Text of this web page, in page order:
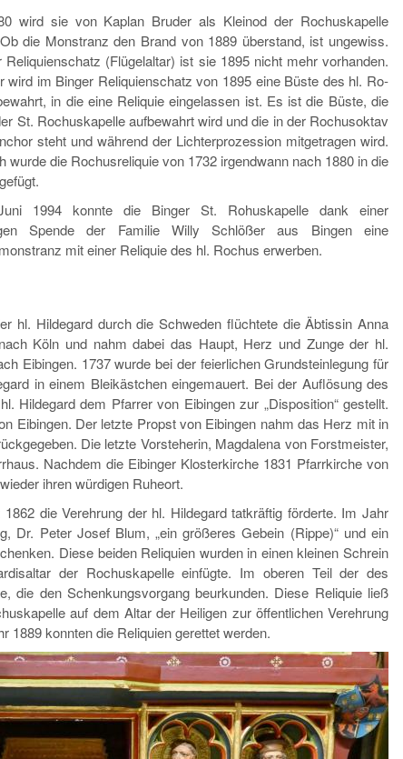
wird sie von Kaplan Bruder als Kleinod der Rochuskapelle
die Monstranz den Brand von 1889 überstand, ist ungewiss.
Reliquienschatz (Flügelaltar) ist sie 1895 nicht mehr vorhan­den.
wird im Binger Reliquienschatz von 1895 eine Büste des hl. Ro­
in die eine Reliquie eingelassen ist. Es ist die Büste, die
St. Rochuskapelle aufbewahrt wird und die in der Rochusoktav
steht und während der Lichterprozession mitgetragen wird.
wur­de die Rochusreliquie von 1732 irgendwann nach 1880 in die
1994 konnte die Binger St. Rohuskapelle dank einer
Spende der Familie Willy Schlößer aus Bingen eine
mit einer Reliquie des hl. Rochus erwerben.
hl. Hildegard durch die Schweden flüchtete die Äbtissin Anna
Köln und nahm dabei das Haupt, Herz und Zunge der hl.
Eibingen. 1737 wurde bei der feierlichen Grundsteinlegung für
in einem Bleikästchen eingemauert. Bei der Auflösung des
Hildegard dem Pfarrer von Eibingen zur „Disposition“ gestellt.
Eibingen. Der letzte Propst von Eibingen nahm das Herz mit in
Die letzte Vorsteherin, Magdalena von Forstmeister,
Nachdem die Eibinger Klosterkirche 1831 Pfarrkirche von
ihren würdigen Ruheort.
die Verehrung der hl. Hildegard tatkräftig förderte. Im Jahr
Dr. Peter Josef Blum, „ein größeres Gebein (Rippe)“ und ein
Diese beiden Reliquien wurden in einen kleinen Schrein
der Rochuskapelle einfügte. Im oberen Teil der des
die den Schenkungsvorgang beurkunden. Diese Reliquie ließ
auf dem Altar der Heiligen zur öffentlichen Verehrung
konnten die Reliquien gerettet werden.